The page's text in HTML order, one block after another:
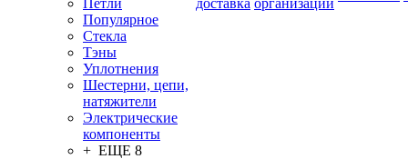
Петли
Популярное
Стекла
Тэны
Уплотнения
Шестерни, цепи,
натяжители
Электрические
компоненты
+ ЕЩЕ 8
доставка организации